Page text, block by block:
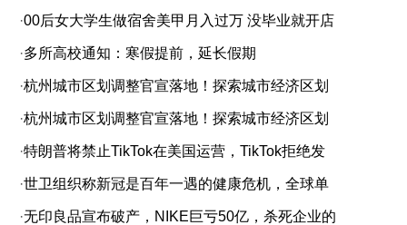
·00后女大学生做宿舍美甲月入过万 没毕业就开店
·多所高校通知：寒假提前，延长假期
·杭州城市区划调整官宣落地！探索城市经济区划
·杭州城市区划调整官宣落地！探索城市经济区划
·特朗普将禁止TikTok在美国运营，TikTok拒绝发
·世卫组织称新冠是百年一遇的健康危机，全球单
·无印良品宣布破产，NIKE巨亏50亿，杀死企业的